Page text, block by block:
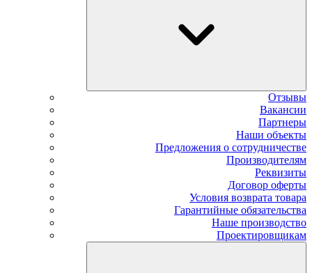
Отзывы
Вакансии
Партнеры
Наши объекты
Предложения о сотрудничестве
Производителям
Реквизиты
Договор оферты
Условия возврата товара
Гарантийные обязательства
Наше производство
Проектировщикам